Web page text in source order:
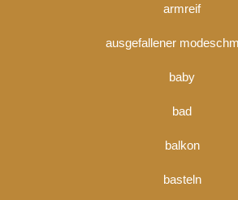
armreif
ausgefallener
baby
bad
balkon
basteln